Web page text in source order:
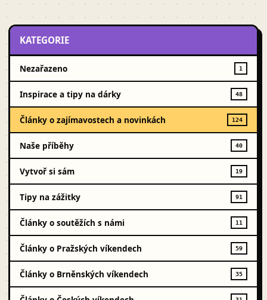
KATEGORIE
Nezařazeno 1
Inspirace a tipy na dárky 48
Články o zajímavostech a novinkách 124
Naše příběhy 40
Vytvoř si sám 19
Tipy na zážitky 91
Články o soutěžích s námi 11
Články o Pražských víkendech 59
Články o Brněnských víkendech 35